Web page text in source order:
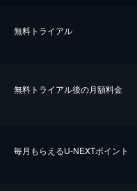
無料トライアル
無料トライアル後の⽉額料金
毎⽉もらえるU-NEXTポイント